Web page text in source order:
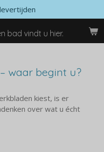
bad vindt u hier.
waar begint u?
kiest, is er
over wat u écht